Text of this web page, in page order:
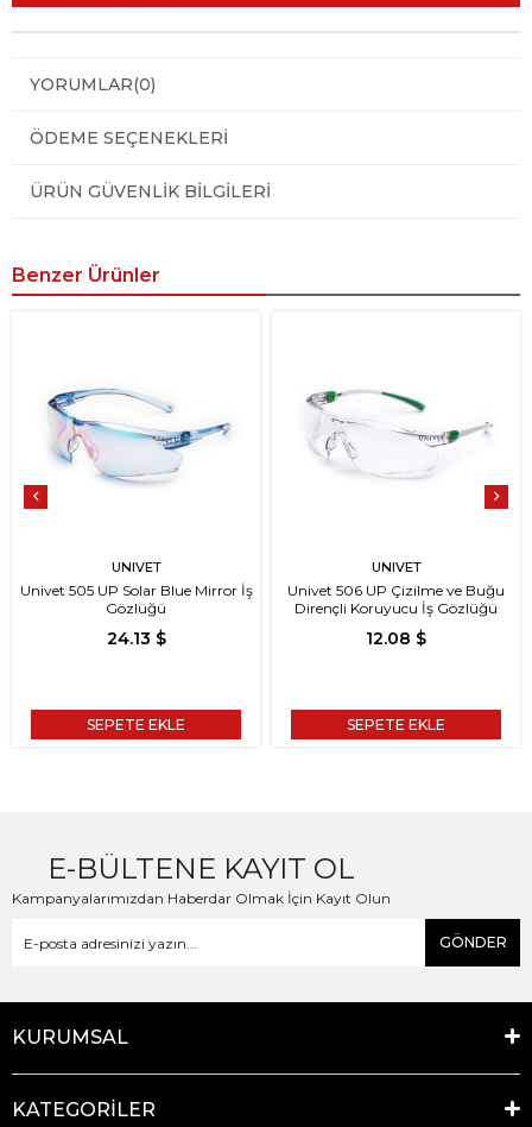
YORUMLAR(0)
ÖDEME SEÇENEKLERI
ÜRÜN GÜVENLIK BILGILERI
Benzer Ürünler
UNIVET
Univet 505 UP Solar Blue Mirror İş
Gözlüğü
24.13 $
SEPETE EKLE
UNIVET
Univet 506 UP Çizilme ve Buğu
Dirençli Koruyucu İş Gözlüğü
12.08 $
SEPETE EKLE
E-BÜLTENE KAYIT OL
Kampanyalarımızdan Haberdar Olmak İçin Kayıt Olun
GÖNDER
KURUMSAL
KATEGORİLER